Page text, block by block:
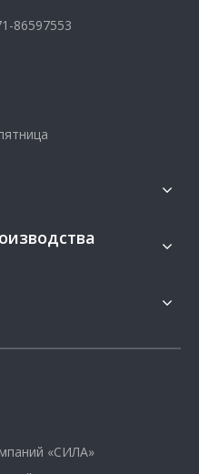
86597553
«СИЛА»